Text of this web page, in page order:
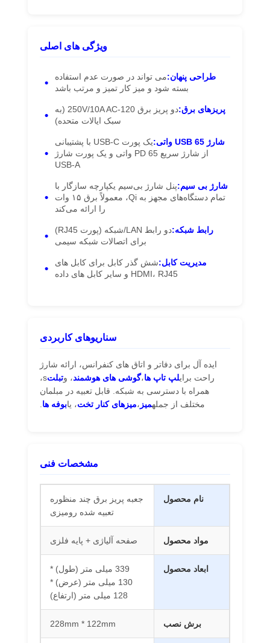
فیلم های دربارهی ما
همه موارد Blog حالا حرف بزن
سوکت برق جمع شونده
سوکت برق کنفرانس
سوکت کشویی
ویژگی های اصلی
طراحی پنهان:می تواند در صورت عدم استفاده
بسته شود و میز کار تمیز و مرتب باشد
پریزهای برق:
دو پریز برق 120-250V/10A AC (به
سبک ایالات متحده)
شارژ USB 65 واتی:
یک پورت USB-C با پشتیبانی
از شارژ سریع PD 65 واتی و یک پورت شارژ
USB-A
شارژ بی سیم:پنل شارژ بی‌سیم یکپارچه سازگار با
تمام دستگاه‌های مجهز به Qi، معمولاً برق ۱۵ وات
را ارائه می‌کند
رابط شبکه:
دو رابط LAN/شبکه ​​(پورت RJ45)
برای اتصالات شبکه سیمی
مدیریت کابل:شش گذر کابل برای کابل های
HDMI، RJ45 و سایر کابل های داده
سناریوهای کاربردی
ایده آل برای دفاتر و اتاق های کنفرانس، ارائه شارژ
راحت برایلپ تاپ ها،گوشی های هوشمند، وتبلت s،
همراه با دسترسی به شبکه. قابل تعبیه در مبلمان
مختلف از جملهمیز ،میزهای کنار تخت، یابوفه ها
مشخصات فنی
نام محصول
جعبه پریز برق چند منظوره
تعبیه شده رومیزی
مواد محصول صفحه آلیاژی + پایه فلزی
ابعاد محصول
339 میلی متر (طول) *
130 میلی متر (عرض) *
128 میلی متر (ارتفاع)
برش نصب 228mm * 122mm